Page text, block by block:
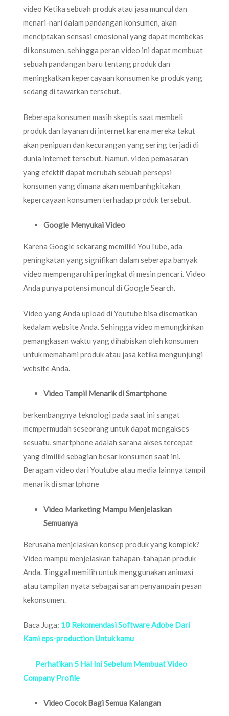
video Ketika sebuah produk atau jasa muncul dan
menari-nari dalam pandangan konsumen, akan
menciptakan sensasi emosional yang dapat membekas
di konsumen. sehingga peran video ini dapat membuat
sebuah pandangan baru tentang produk dan
meningkatkan kepercayaan konsumen ke produk yang
sedang di tawarkan tersebut.
Beberapa konsumen masih skeptis saat membeli
produk dan layanan di internet karena mereka takut
akan penipuan dan kecurangan yang sering terjadi di
dunia internet tersebut. Namun, video pemasaran
yang efektif dapat merubah sebuah persepsi
konsumen yang dimana akan membanhgkitakan
kepercayaan konsumen terhadap produk tersebut.
Google Menyukai Video
Karena Google sekarang memiliki YouTube, ada
peningkatan yang signifikan dalam seberapa banyak
video mempengaruhi peringkat di mesin pencari. Video
Anda punya potensi muncul di Google Search.
Video yang Anda upload di Youtube bisa disematkan
kedalam website Anda. Sehingga video memungkinkan
pemangkasan waktu yang dihabiskan oleh konsumen
untuk memahami produk atau jasa ketika mengunjungi
website Anda.
Video Tampil Menarik di Smartphone
berkembangnya teknologi pada saat ini sangat
mempermudah seseorang untuk dapat mengakses
sesuatu, smartphone adalah sarana akses tercepat
yang dimiliki sebagian besar konsumen saat ini.
Beragam video dari Youtube atau media lainnya tampil
menarik di smartphone
Video Marketing Mampu Menjelaskan
Semuanya
Berusaha menjelaskan konsep produk yang komplek?
Video mampu menjelaskan tahapan-tahapan produk
Anda. Tinggal memilih untuk menggunakan animasi
atau tampilan nyata sebagai saran penyampain pesan
kekonsumen.
Baca Juga: 10 Rekomendasi Software Adobe Dari
Kami eps-production Untuk kamu
Perhatikan 5 Hal Ini Sebelum Membuat Video
Company Profile
Video Cocok Bagi Semua Kalangan